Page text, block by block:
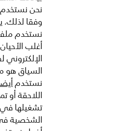
نحن
وفقا لذلك.
نستخدم
أغلب
السياق هو
نستخدم
اللاحقة أو
تشغيلها في
الشخصية